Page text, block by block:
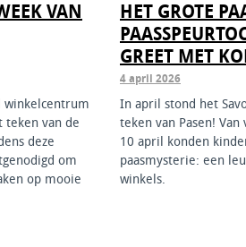
VAN
winkelcentrum
teken van de
deze
om
op mooie
HET GROTE
GREET MET
4 april 2026
In april stond het
teken van Pasen!
10 april konden
paasmysterie: een
winkels.